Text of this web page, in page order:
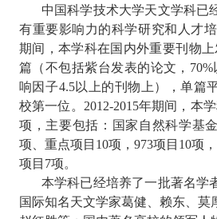
中国科学技术大学天文学科已
有重要影响力的科学研究和人才
期间，本学科在国内外重要刊物
篇（不包括紫台发表的论文， 70%
响因子4.5以上的刊物上），单篇
校第一位。
2012-2015年期间，本
项，主要包括：国家自然科学基
项、重点项目 10项， 973项目 10项
项目 7项。
本学科已经培养了一批著名学
国际知名天文学家葛健、赖东、莫